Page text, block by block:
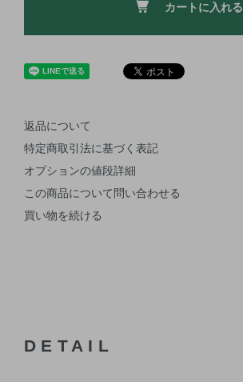
カートに入れる
返品について
特定商取引法に基づく表記
オプションの値段詳細
この商品について問い合わせる
買い物を続ける
DETAIL